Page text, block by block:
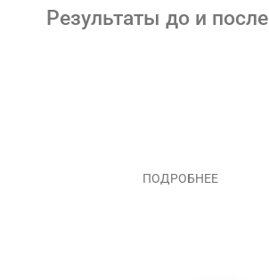
Результаты до и после
ПОДРОБНЕЕ